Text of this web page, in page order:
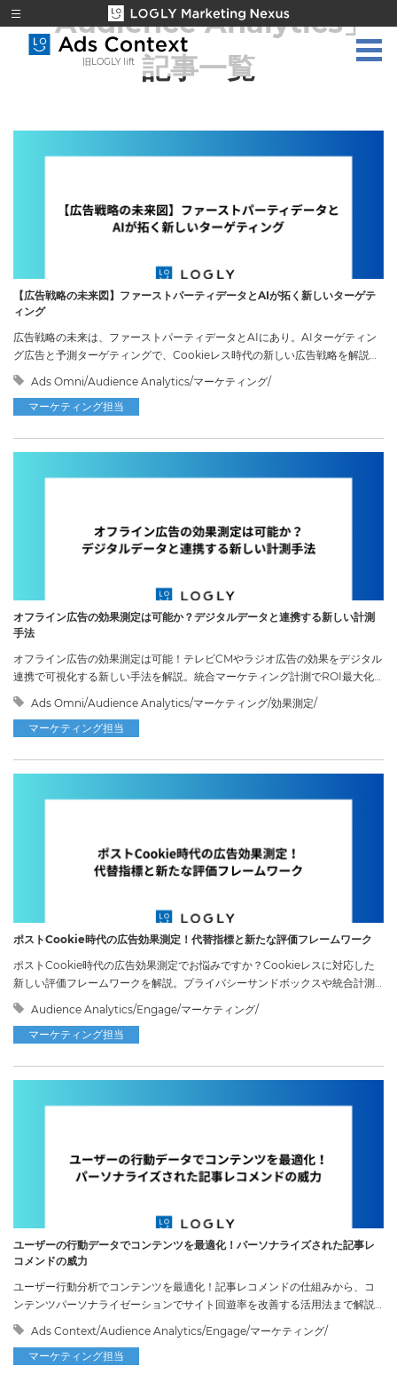
旧LOGLY lift
「Audience Analytics」
記事一覧
【広告戦略の未来図】ファーストパーティデータとAIが拓く新しいターゲテ
ィング
広告戦略の未来は、ファーストパーティデータとAIにあり。AIターゲティン
グ広告と予測ターゲティングで、Cookieレス時代の新しい広告戦略を解説し
ます。
Ads Omni/Audience Analytics/マーケティング/
マーケティング担当
オフライン広告の効果測定は可能か？デジタルデータと連携する新しい計測
手法
オフライン広告の効果測定は可能！テレビCMやラジオ広告の効果をデジタル
連携で可視化する新しい手法を解説。統合マーケティング計測でROI最大化
へ。
Ads Omni/Audience Analytics/マーケティング/効果測定/
マーケティング担当
ポストCookie時代の広告効果測定！代替指標と新たな評価フレームワーク
ポストCookie時代の広告効果測定でお悩みですか？Cookieレスに対応した
新しい評価フレームワークを解説。プライバシーサンドボックスや統合計測
で、デジタル広告の投資対効果を可視化するヒントが見つかります。
Audience Analytics/Engage/マーケティング/
マーケティング担当
ユーザーの行動データでコンテンツを最適化！パーソナライズされた記事レ
コメンドの威力
ユーザー行動分析でコンテンツを最適化！記事レコメンドの仕組みから、コ
ンテンツパーソナライゼーションでサイト回遊率を改善する活用法まで解説
します。
Ads Context/Audience Analytics/Engage/マーケティング/
マーケティング担当